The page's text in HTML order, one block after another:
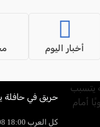
أخبار اليوم
حريق في حافلة يتسبب
كل العرب 18:00 08/08